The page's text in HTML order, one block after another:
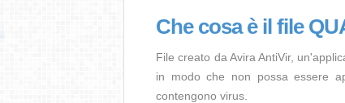
Che cosa è il file
File creato da Avira AntiVir,
in modo che non possa essere
contengono virus.